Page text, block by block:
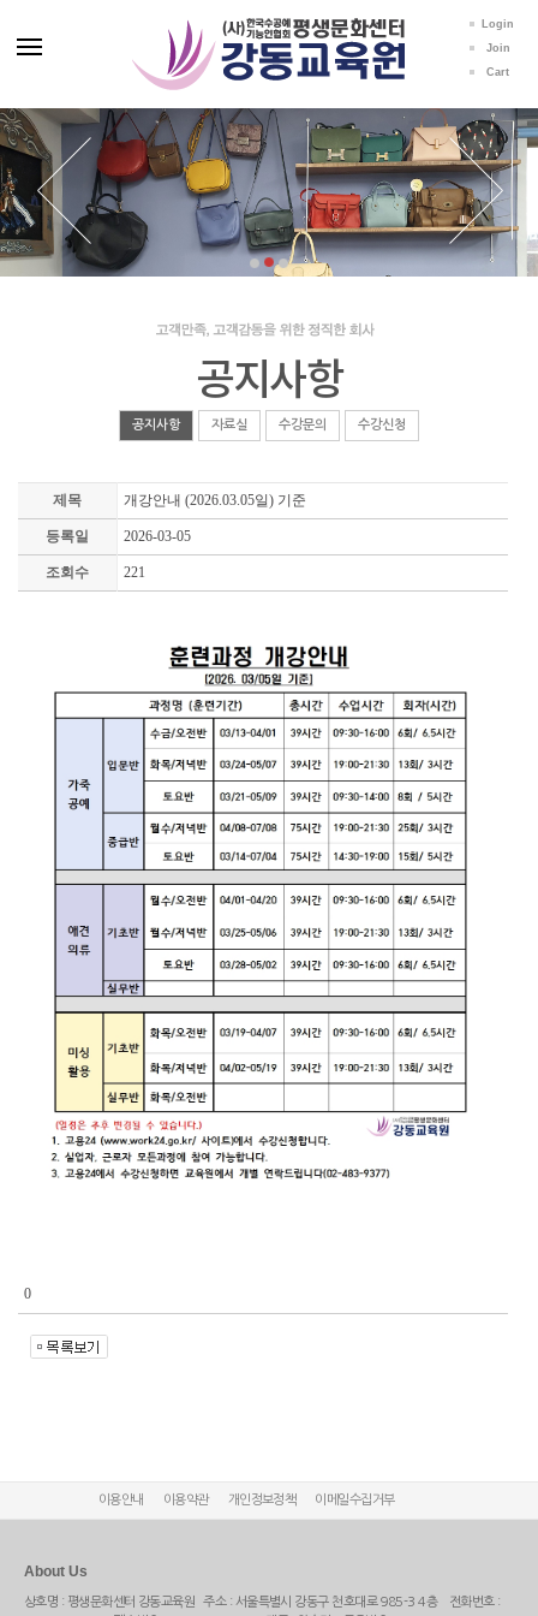
Login
Join
Cart
공지사항
공지사항 자료실 수강문의 수강신청
제목 개강안내 (2026.03.05일) 기준
등록일 2026-03-05
조회수 221
0
이용안내 이용약관 개인정보정책 이메일수집거부
About Us
상호명 : 평생문화센터 강동교육원 주소 : 서울특별시 강동구 천호대로 985-3 4층 전화번호 :